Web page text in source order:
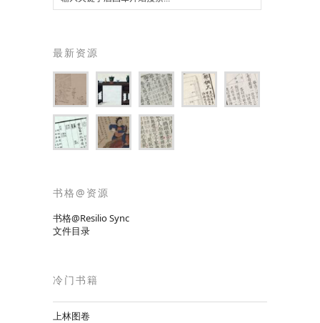
最新资源
书格@资源
书格@Resilio Sync
文件目录
冷门书籍
上林图卷